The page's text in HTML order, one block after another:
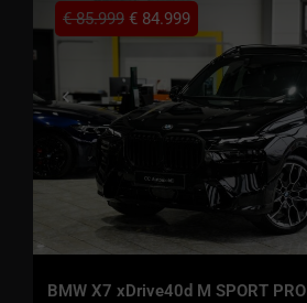
BMW X7 xDrive40d M SPORT PRO
€85.999 € 84.999